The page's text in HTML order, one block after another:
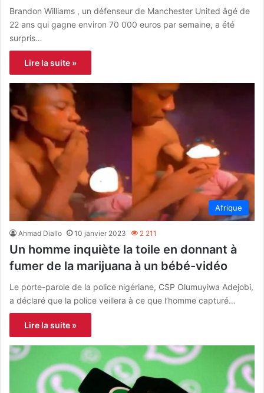
Brandon Williams , un défenseur de Manchester United âgé de
22 ans qui gagne environ 70 000 euros par semaine, a été
surpris…
Lire la suite »
Afrique
Ahmad Diallo 10 janvier 2023 2 211
Un homme inquiète la toile en donnant à
fumer de la marijuana à un bébé-vidéo
Le porte-parole de la police nigériane, CSP Olumuyiwa Adejobi,
a déclaré que la police veillera à ce que l’homme capturé…
Lire la suite »